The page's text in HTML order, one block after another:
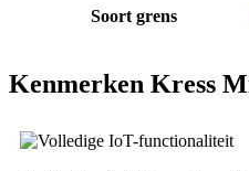
Soort grens
Kenmerken Kress